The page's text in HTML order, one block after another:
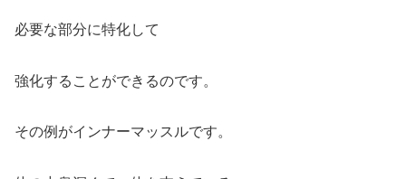
必要な部分に特化して
強化することができるのです。
その例がインナーマッスルです。